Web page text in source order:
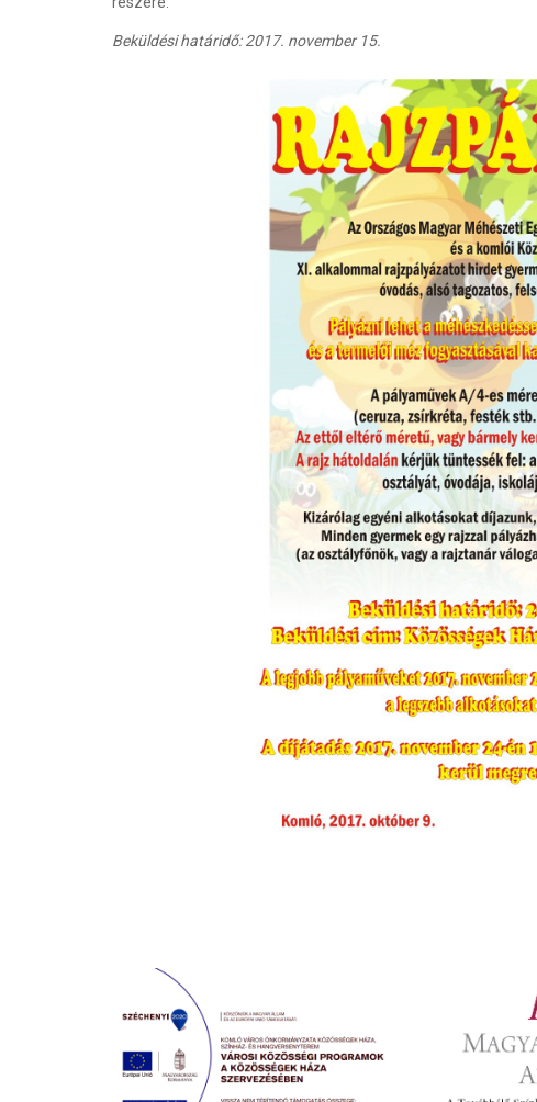
Beküldési határidő: 2017. november 15.